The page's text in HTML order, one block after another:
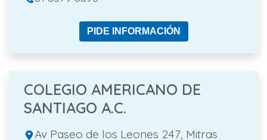
PIDE INFORMACIÓN
COLEGIO AMERICANO DE
SANTIAGO A.C.
Av Paseo de los Leones 247, Mitras